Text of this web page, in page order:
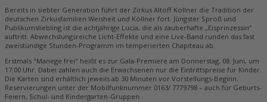
Bereits in siebter Generation führt der Zirkus Altoff Köllner die Tradition der
deutschen Zirkusfamilien Weisheit und Köllner fort. Jüngster Sproß und
Publikumsliebling ist die achtjährige Lucia, die als zauberhafte „Eisprinzessin“
auftritt. Abwechslungsreiche Licht-Effekte und eine Live-Band runden das fast
zweistündige Stunden-Programm im temperierten Chapiteau ab.
Erstmals "Manege frei" heißt es zur Gala-Premiere am Donnerstag, 08. Juni, um
17:00 Uhr. Dabei zahlen auch die Erwachsenen nur die Eintrittspreise für Kinder.
Die Karten sind erhältlich jeweils ab 30 Minuten vor Vorstellungs-Beginn.
Reservierungen unter der Mobilfunknummer 0163/ 7779798 – auch für Geburts-
Feiern, Schul- und Kindergarten-Gruppen.